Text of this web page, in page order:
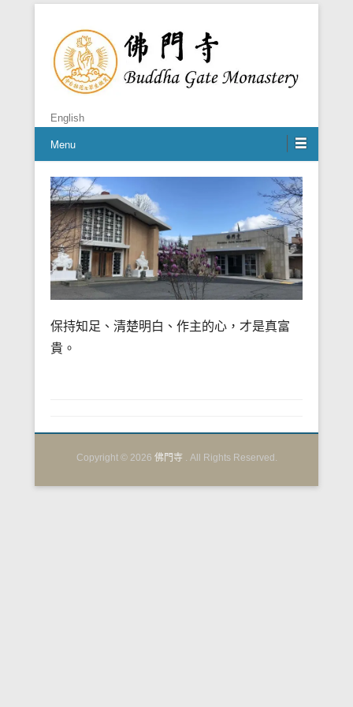
佛門寺
English
Menu
保持知足、清楚明白、作主的心，才是真富
貴。
Copyright © 2026 佛門寺. All Rights Reserved.